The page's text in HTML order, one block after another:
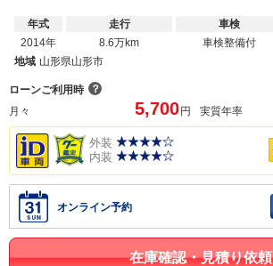
年式
2014年
走行
8.6万km
車検
車検整備付
地域 山形県山形市
ローンご利用時 ？
月々
5,700円 実質年率
外装
内装
オンライン予約
在庫確認・見積り依頼